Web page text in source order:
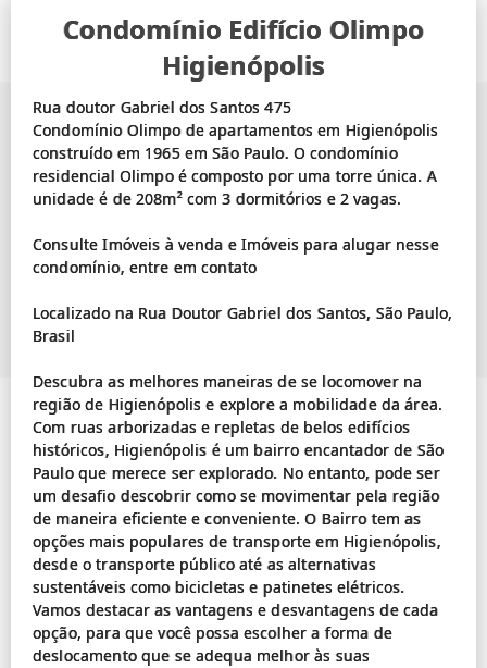
Condomínio Edifício Olimpo
Higienópolis
Rua doutor Gabriel dos Santos 475
Condomínio Olimpo de apartamentos em Higienópolis
construído em 1965 em São Paulo. O condomínio
residencial Olimpo é composto por uma torre única. A
unidade é de 208m² com 3 dormitórios e 2 vagas.
Consulte Imóveis à venda e Imóveis para alugar nesse
condomínio, entre em contato
Localizado na Rua Doutor Gabriel dos Santos, São Paulo,
Brasil
Descubra as melhores maneiras de se locomover na
região de Higienópolis e explore a mobilidade da área.
Com ruas arborizadas e repletas de belos edifícios
históricos, Higienópolis é um bairro encantador de São
Paulo que merece ser explorado. No entanto, pode ser
um desafio descobrir como se movimentar pela região
de maneira eficiente e conveniente. O Bairro tem as
opções mais populares de transporte em Higienópolis,
desde o transporte público até as alternativas
sustentáveis como bicicletas e patinetes elétricos.
Vamos destacar as vantagens e desvantagens de cada
opção, para que você possa escolher a forma de
deslocamento que se adequa melhor às suas